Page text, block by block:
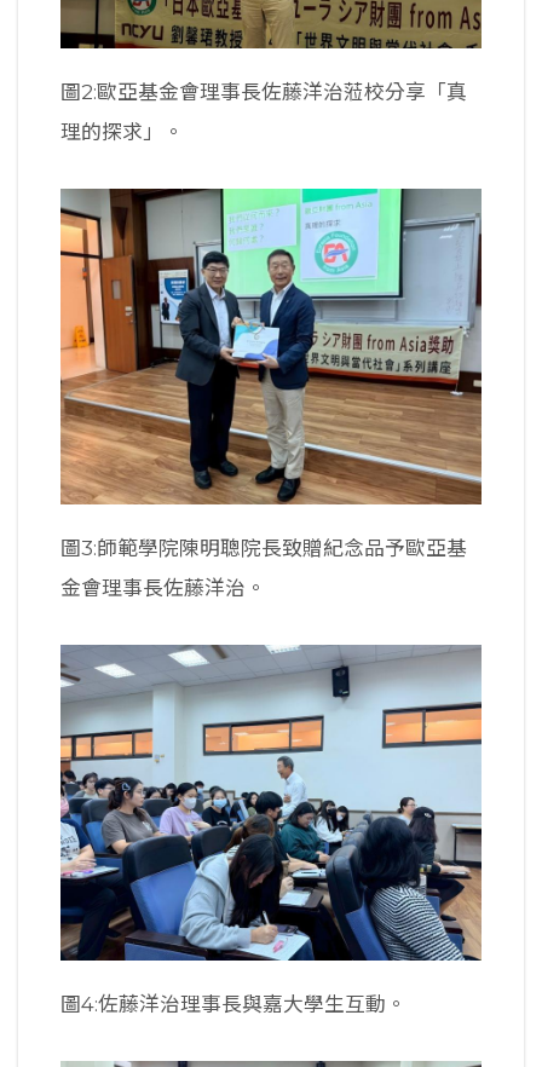
圖2:歐亞基金會理事長佐藤洋治蒞校分享「真
理的探求」。
圖3:師範學院陳明聰院長致贈紀念品予歐亞基
金會理事長佐藤洋治。
圖4:佐藤洋治理事長與嘉大學生互動。